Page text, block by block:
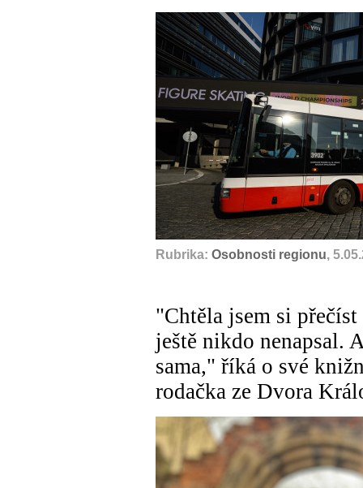
Rubrika: Osobnosti regionu,
"Chtěla jsem si
ještě nikdo nenapsal.
sama," říká o své
rodačka ze Dvora